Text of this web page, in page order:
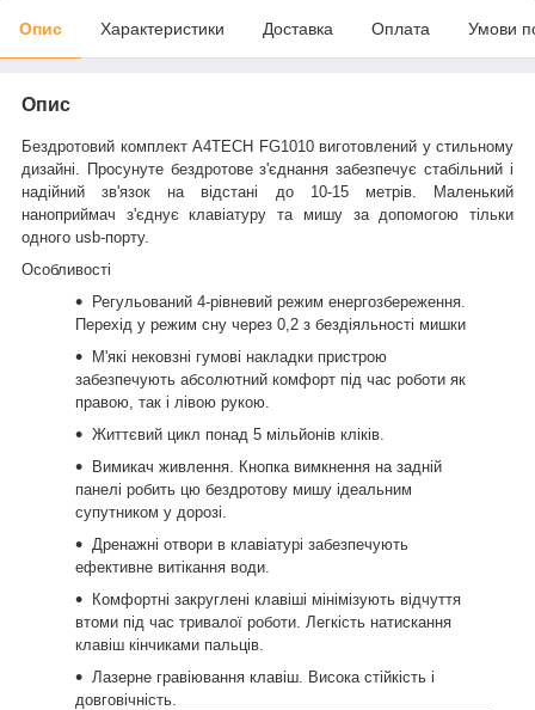
Опис Характеристики Доставка Оплата Умови
Опис
Бездротовий комплект A4TECH FG1010 виготовлений у стильному
дизайні. Просунуте бездротове з'єднання забезпечує стабільний і
надійний зв'язок на відстані до 10-15 метрів. Маленький
наноприймач з'єднує клавіатуру та мишу за допомогою тільки
одного usb-порту.
Особливості
Регульований 4-рівневий режим енергозбереження.
Перехід у режим сну через 0,2 з бездіяльності мишки
М'які нековзні гумові накладки пристрою
забезпечують абсолютний комфорт під час роботи як
правою, так і лівою рукою.
Життєвий цикл понад 5 мільйонів кліків.
Вимикач живлення. Кнопка вимкнення на задній
панелі робить цю бездротову мишу ідеальним
супутником у дорозі.
Дренажні отвори в клавіатурі забезпечують
ефективне витікання води.
Комфортні закруглені клавіші мінімізують відчуття
втоми під час тривалої роботи. Легкість натискання
клавіш кінчиками пальців.
Лазерне гравіювання клавіш. Висока стійкість і
довговічність.